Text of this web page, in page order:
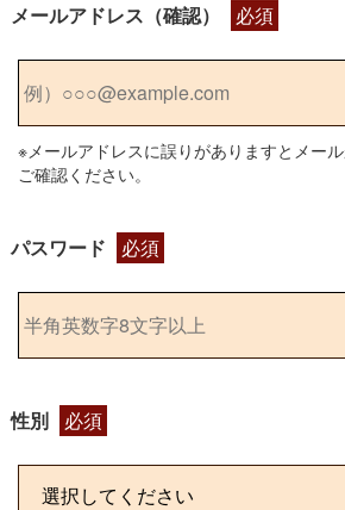
メールアドレス（確認） 必須
※メールアドレスに誤りがありますとメー
ご確認ください。
パスワード 必須
性別 必須